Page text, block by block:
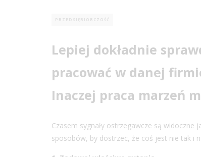
PRZEDSIĘBIORCZOŚĆ
Lepiej dokładnie
pracować w danej
Inaczej praca marzeń
Czasem sygnały ostrzegawcze są widoczne
sposobów, by dostrzec, że coś jest nie tak i